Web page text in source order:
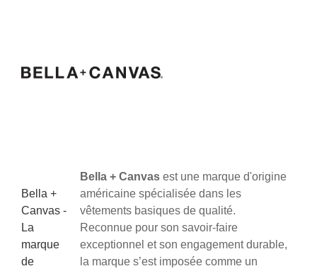
Bella +
Canvas -
La
marque
de
Bella + Canvas est une marque d'origine
américaine spécialisée dans les
vêtements basiques de qualité.
Reconnue pour son savoir-faire
exceptionnel et son engagement durable,
la marque s’est imposée comme un